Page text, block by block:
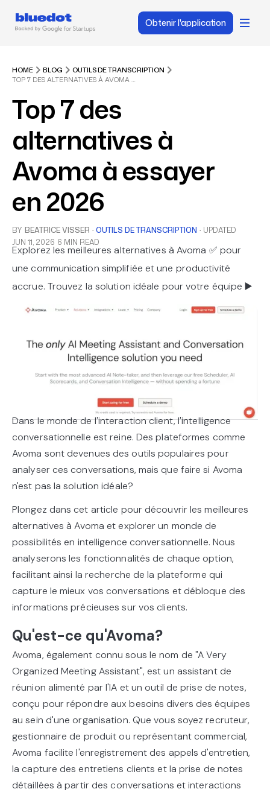
Obtenir l'application
HOME BLOG
OUTILS DE TRANSCRIPTION
TOP 7 DES ALTERNATIVES À AVOMA À ESSAYER EN 2026
Top 7 des
alternatives à
Avoma à essayer
en 2026
BY BEATRICE VISSER · OUTILS DE TRANSCRIPTION · UPDATED
JUN 11, 2026 6 MIN READ
Explorez les meilleures alternatives à Avoma ✅ pour
une communication simplifiée et une productivité
accrue. Trouvez la solution idéale pour votre équipe ▶️
Dans le monde de l'interaction client, l'intelligence
conversationnelle est reine. Des plateformes comme
Avoma sont devenues des outils populaires pour
analyser ces conversations, mais que faire si Avoma
n'est pas la solution idéale?
Plongez dans cet article pour découvrir les meilleures
alternatives à Avoma et explorer un monde de
possibilités en intelligence conversationnelle. Nous
analyserons les fonctionnalités de chaque option,
facilitant ainsi la recherche de la plateforme qui
capture le mieux vos conversations et débloque des
informations précieuses sur vos clients.
Qu'est-ce qu'Avoma?
Avoma, également connu sous le nom de "A Very
Organized Meeting Assistant", est un assistant de
réunion alimenté par l'IA et un outil de prise de notes,
conçu pour répondre aux besoins divers des équipes
au sein d'une organisation. Que vous soyez recruteur,
gestionnaire de produit ou représentant commercial,
Avoma facilite l'enregistrement des appels d'entretien,
la capture des entretiens clients et la prise de notes
détaillées à partir des conversations et interactions